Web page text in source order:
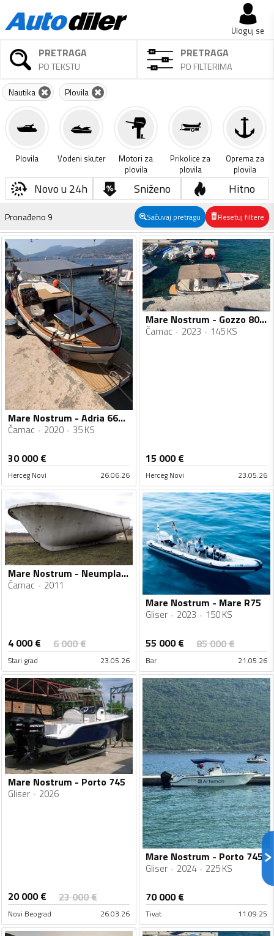
Uloguj se
PRETRAGA
PO TEKSTU
PRETRAGA
PO FILTERIMA
Nautika Plovila
Plovila Vodeni skuter
Motori za
plovila
Prikolice za
plovila
Oprema za
plovila
Novo u 24h Sniženo Hitno
Pronađeno 9 Sačuvaj pretragu Resetuj filtere
Mare Nostrum - Adria 660 open
Čamac 2020 35 KS
30 000€
Herceg Novi 26.06.26
Mare Nostrum - Gozzo 800cc
Čamac 2023 145 KS
15 000€
Herceg Novi 23.05.26
Mare Nostrum - Neumplast 9m
Čamac 2011
4 000€ 6 000€
Stari grad 23.05.26
Mare Nostrum - Mare R75
Gliser 2023 150 KS
55 000€ 85 000€
Bar 21.05.26
Mare Nostrum - Porto 745
Gliser 2026
20 000€ 23 000€
Novi Beograd 26.03.26
Mare Nostrum - Porto 745
Gliser 2024 225 KS
70 000€
Tivat 11.09.25